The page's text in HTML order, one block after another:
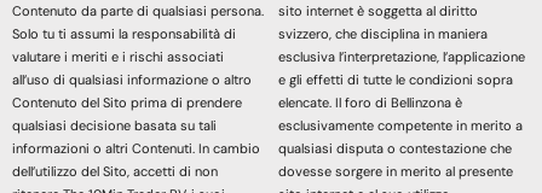
Contenuto da parte di qualsiasi persona.
Solo tu ti assumi la responsabilità di
valutare i meriti e i rischi associati
all’uso di qualsiasi informazione o altro
Contenuto del Sito prima di prendere
qualsiasi decisione basata su tali
informazioni o altri Contenuti. In cambio
dell’utilizzo del Sito, accetti di non
sito internet è soggetta al diritto
svizzero, che disciplina in maniera
esclusiva l’interpretazione, l’applicazione
e gli effetti di tutte le condizioni sopra
elencate. Il foro di Bellinzona è
esclusivamente competente in merito a
qualsiasi disputa o contestazione che
dovesse sorgere in merito al presente